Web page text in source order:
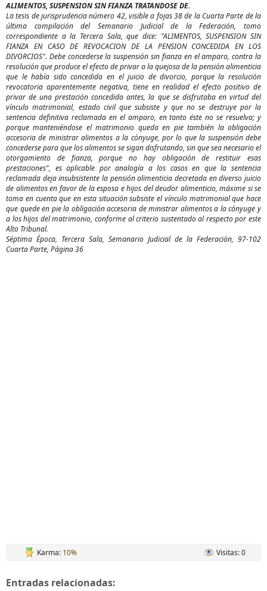
ALIMENTOS, SUSPENSION SIN FIANZA TRATANDOSE DE.
La tesis de jurisprudencia número 42, visible a fojas 38 de la Cuarta Parte de la
última compilación del Semanario Judicial de la Federación, tomo
correspondiente a la Tercera Sala, que dice: "ALIMENTOS, SUSPENSION SIN
FIANZA EN CASO DE REVOCACION DE LA PENSION CONCEDIDA EN LOS
DIVORCIOS". Debe concederse la suspensión sin fianza en el amparo, contra la
resolución que produce el efecto de privar a la quejosa de la pensión alimenticia
que le había sido concedida en el juicio de divorcio, porque la resolución
revocatoria aparentemente negativa, tiene en realidad el efecto positivo de
privar de una prestación concedida antes, la que se disfrutaba en virtud del
vínculo matrimonial, estado civil que subsiste y que no se destruye por la
sentencia definitiva reclamada en el amparo, en tanto éste no se resuelva; y
porque manteniéndose el matrimonio queda en pie también la obligación
accesoria de ministrar alimentos a la cónyuge, por lo que la suspensión debe
concederse para que los alimentos se sigan disfrutando, sin que sea necesario el
otorgamiento de fianza, porque no hay obligación de restituir esas
prestaciones", es aplicable por analogía a los casos en que la sentencia
reclamada deja insubsistente la pensión alimenticia decretada en diverso juicio
de alimentos en favor de la esposa e hijos del deudor alimenticio, máxime si se
toma en cuenta que en esta situación subsiste el vínculo matrimonial que hace
que quede en pie la obligación accesoria de ministrar alimentos a la cónyuge y
a los hijos del matrimonio, conforme al criterio sustentado al respecto por este
Alto Tribunal.
Séptima Época, Tercera Sala, Semanario Judicial de la Federación, 97-102
Cuarta Parte, Página 36
Karma: 10% Visitas: 0
Entradas relacionadas: